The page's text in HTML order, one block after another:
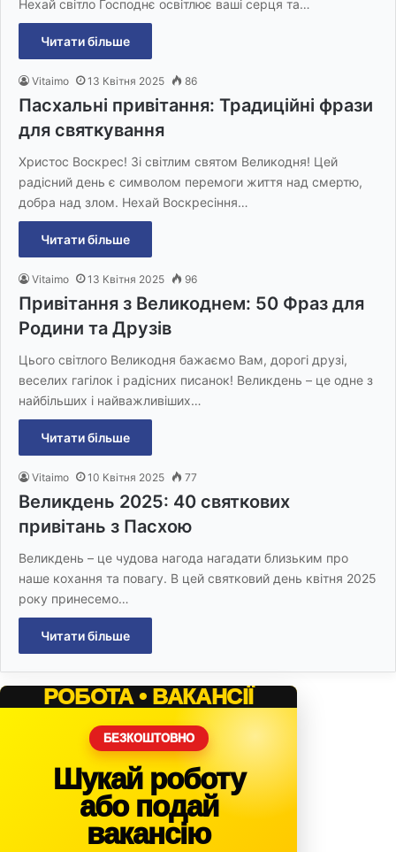
Нехай світло Господнє освітлює ваші серця та…
Читати більше
Vitaimo 13 Квітня 2025 86
Пасхальні привітання: Традиційні фрази
для святкування
Христос Воскрес! Зі світлим святом Великодня! Цей
радісний день є символом перемоги життя над смертю,
добра над злом. Нехай Воскресіння…
Читати більше
Vitaimo 13 Квітня 2025 96
Привітання з Великоднем: 50 Фраз для
Родини та Друзів
Цього світлого Великодня бажаємо Вам, дорогі друзі,
веселих гагілок і радісних писанок! Великдень – це одне з
найбільших і найважливіших…
Читати більше
Vitaimo 10 Квітня 2025 77
Великдень 2025: 40 святкових
привітань з Пасхою
Великдень – це чудова нагода нагадати близьким про
наше кохання та повагу. В цей святковий день квітня 2025
року принесемо…
Читати більше
РОБОТА • ВАКАНСІЇ
БЕЗКОШТОВНО
Шукай роботу
або подай
вакансію